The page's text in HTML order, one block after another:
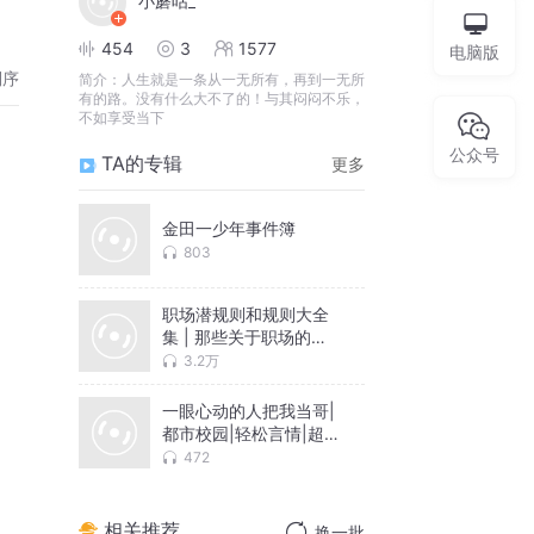
454 3 1577
简介： 人生就是一条从一无所有，再到一无所
有的路。没有什么大不了的！与其闷闷不乐，
不如享受当下
TA的专辑 更多
金田一少年事件簿
803
职场潜规则和规则大全
集 | 那些关于职场的三
两事|个人成长|社科小故
3.2万
一眼心动的人把我当哥|
都市校园|轻松言情|超短
篇【多播】
472
电脑版
公众号